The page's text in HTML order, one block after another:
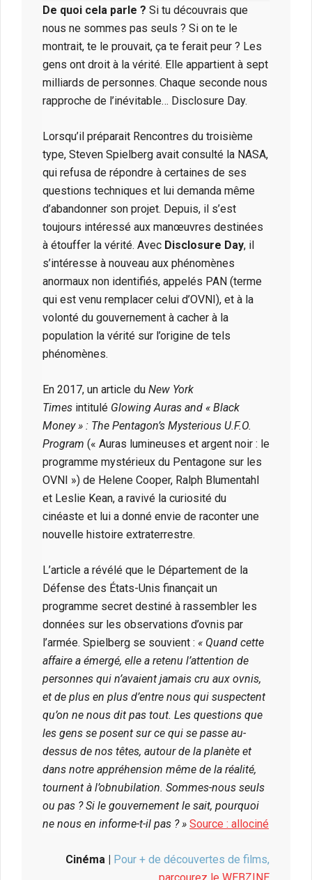
De quoi cela parle ? Si tu découvrais que
nous ne sommes pas seuls ? Si on te le
montrait, te le prouvait, ça te ferait peur ? Les
gens ont droit à la vérité. Elle appartient à sept
milliards de personnes. Chaque seconde nous
rapproche de l’inévitable… Disclosure Day.
Lorsqu’il préparait Rencontres du troisième
type, Steven Spielberg avait consulté la NASA,
qui refusa de répondre à certaines de ses
questions techniques et lui demanda même
d’abandonner son projet. Depuis, il s’est
toujours intéressé aux manœuvres destinées
à étouffer la vérité. Avec Disclosure Day, il
s’intéresse à nouveau aux phénomènes
anormaux non identifiés, appelés PAN (terme
qui est venu remplacer celui d’OVNI), et à la
volonté du gouvernement à cacher à la
population la vérité sur l’origine de tels
phénomènes.
En 2017, un article du New York
Times intitulé Glowing Auras and « Black
Money » : The Pentagon’s Mysterious U.F.O.
Program (« Auras lumineuses et argent noir : le
programme mystérieux du Pentagone sur les
OVNI ») de Helene Cooper, Ralph Blumentahl
et Leslie Kean, a ravivé la curiosité du
cinéaste et lui a donné envie de raconter une
nouvelle histoire extraterrestre.
L’article a révélé que le Département de la
Défense des États-Unis finançait un
programme secret destiné à rassembler les
données sur les observations d’ovnis par
l’armée. Spielberg se souvient : « Quand cette
affaire a émergé, elle a retenu l’attention de
personnes qui n’avaient jamais cru aux ovnis,
et de plus en plus d’entre nous qui suspectent
qu’on ne nous dit pas tout. Les questions que
les gens se posent sur ce qui se passe au-
dessus de nos têtes, autour de la planète et
dans notre appréhension même de la réalité,
tournent à l’obnubilation. Sommes-nous seuls
ou pas ? Si le gouvernement le sait, pourquoi
ne nous en informe-t-il pas ? » Source : allociné
Cinéma |
Pour + de découvertes de films,